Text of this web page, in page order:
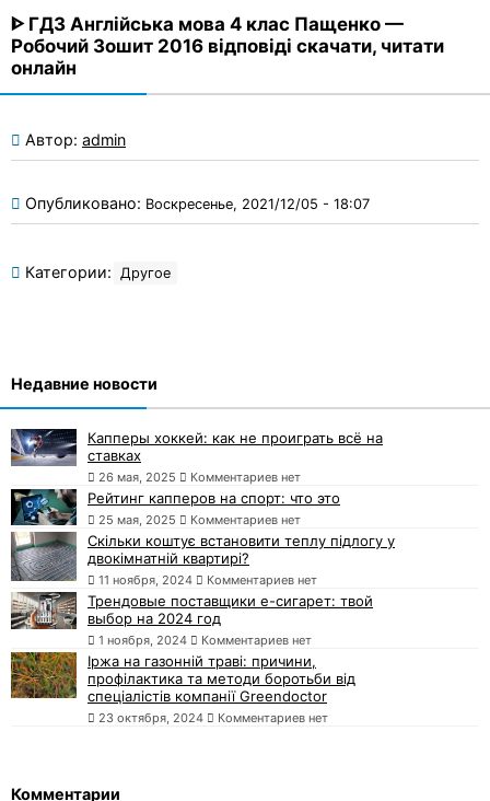
ᐈ ГДЗ Англійська мова 4 клас Пащенко —
Робочий Зошит 2016 відповіді скачати, читати
онлайн
Автор: admin
Опубликовано: Воскресенье, 2021/12/05 - 18:07
Категории: Другое
Недавние новости
Капперы хоккей: как не проиграть всё на
ставках
26 мая, 2025 Комментариев нет
Рейтинг капперов на спорт: что это
25 мая, 2025 Комментариев нет
Скільки коштує встановити теплу підлогу у
двокімнатній квартирі?
11 ноября, 2024 Комментариев нет
Трендовые поставщики e-сигарет: твой
выбор на 2024 год
1 ноября, 2024 Комментариев нет
Іржа на газонній траві: причини,
профілактика та методи боротьби від
спеціалістів компанії Greendoctor
23 октября, 2024 Комментариев нет
Комментарии